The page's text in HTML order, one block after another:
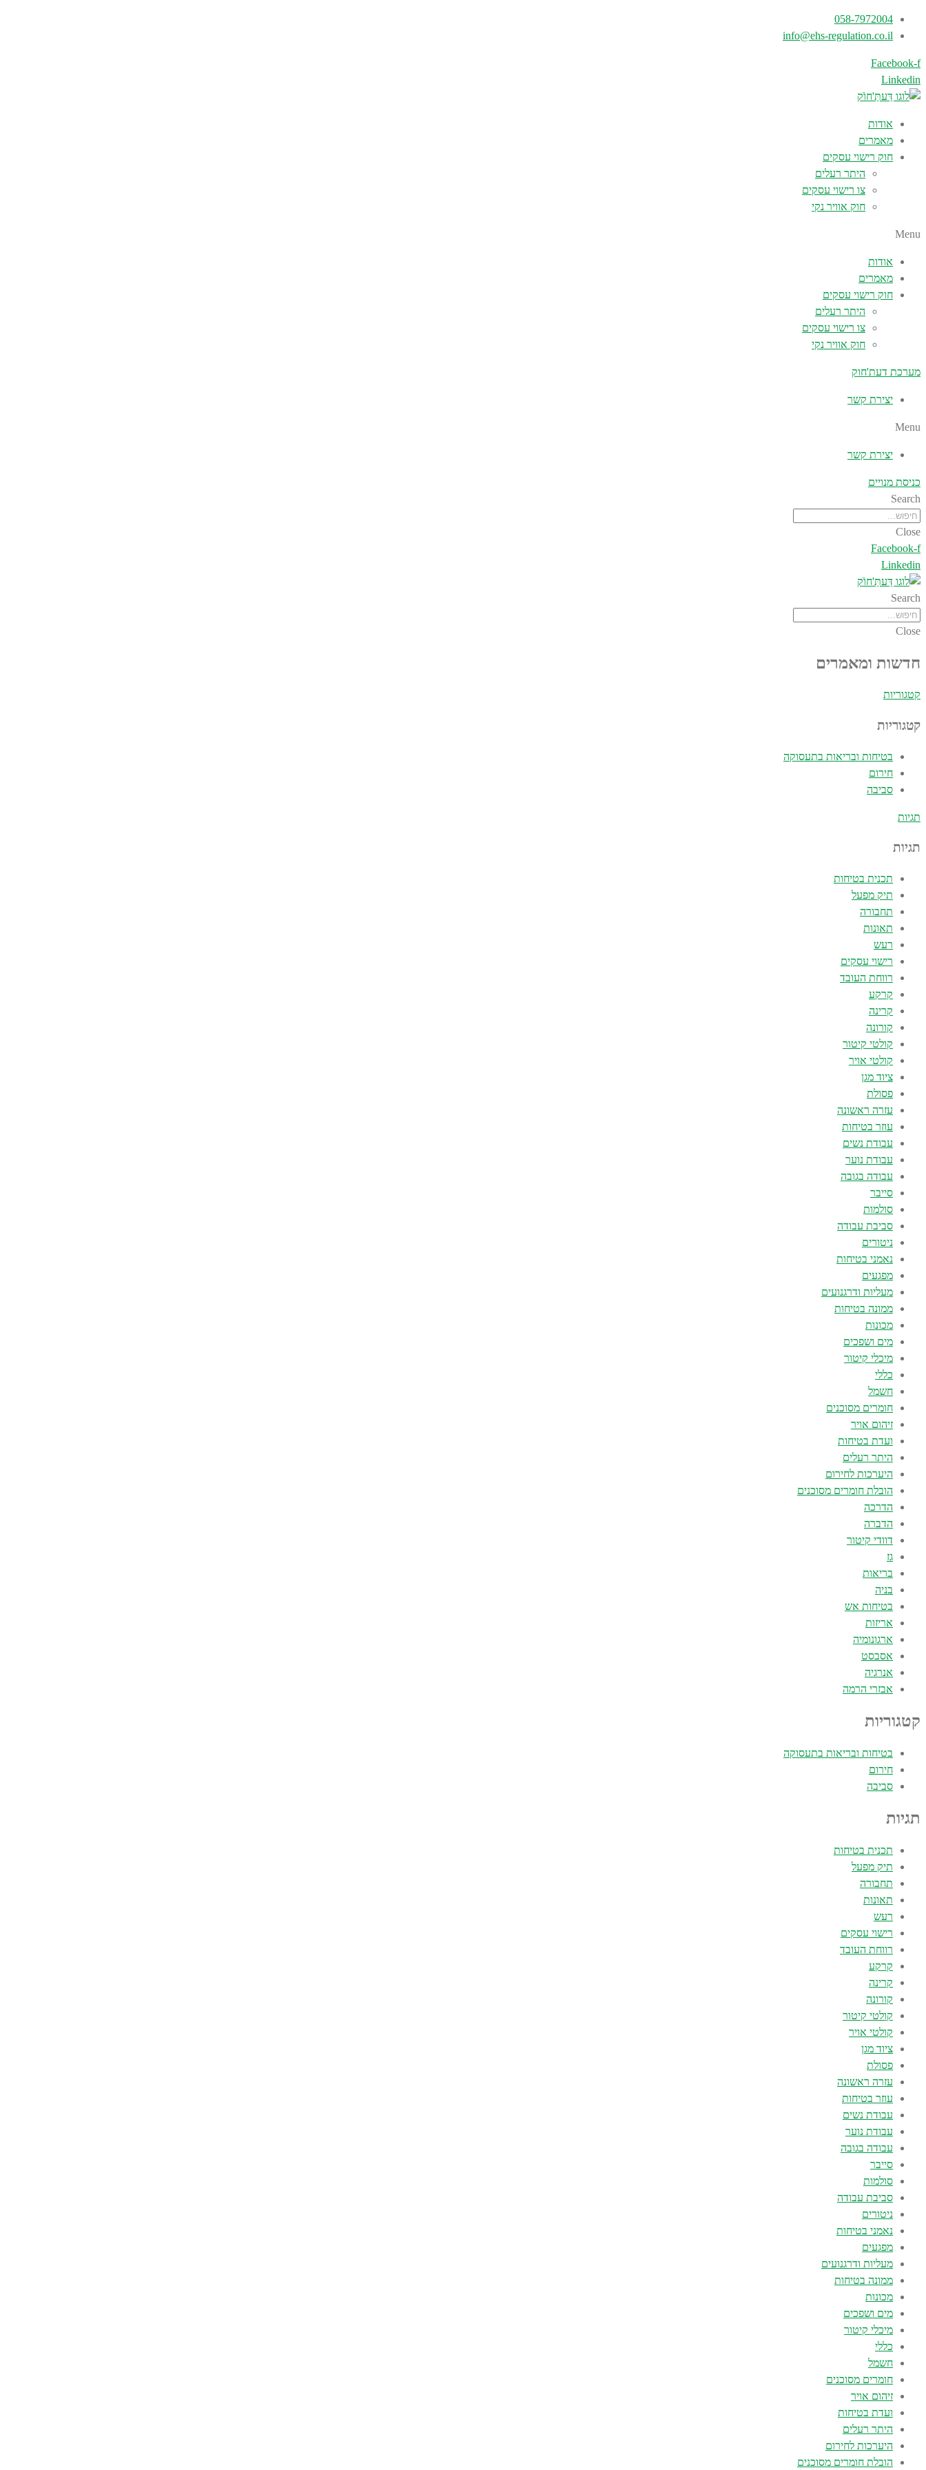
058-7972004
info@ehs-regulation.co.il
Facebook-f
Linkedin
אודות
מאמרים
חוק רישוי עסקים
היתר רעלים
צו רישוי עסקים
חוק אוויר נקי
Menu
אודות
מאמרים
חוק רישוי עסקים
היתר רעלים
צו רישוי עסקים
חוק אוויר נקי
מערכת דעת'חוק
יצירת קשר
Menu
יצירת קשר
כניסת מנויים
Search
Close
Facebook-f
Linkedin
Search
Close
חדשות ומאמרים
קטגוריות
קטגוריות
בטיחות ובריאות בתעסוקה
חירום
סביבה
תגיות
תגיות
תכנית בטיחות
תיק מפעל
תחבורה
תאונות
רעש
רישוי עסקים
רווחת העובד
קרקע
קרינה
קורונה
קולטי קיטור
קולטי אויר
ציוד מגן
פסולת
עזרה ראשונה
עוזר בטיחות
עבודת נשים
עבודת נוער
עבודה בגובה
סייבר
סולמות
סביבת עבודה
ניטורים
נאמני בטיחות
מפגעים
מעליות ודרגנועים
ממונה בטיחות
מכונות
מים ושפכים
מיכלי קיטור
כללי
חשמל
חומרים מסוכנים
זיהום אויר
ועדת בטיחות
היתר רעלים
היערכות לחירום
הובלת חומרים מסוכנים
הדרכה
הדברה
דוודי קיטור
גז
בריאות
בניה
בטיחות אש
אריזות
ארגונומיה
אסבסט
אנרגיה
אבזרי הרמה
קטגוריות
בטיחות ובריאות בתעסוקה
חירום
סביבה
תגיות
תכנית בטיחות
תיק מפעל
תחבורה
תאונות
רעש
רישוי עסקים
רווחת העובד
קרקע
קרינה
קורונה
קולטי קיטור
קולטי אויר
ציוד מגן
פסולת
עזרה ראשונה
עוזר בטיחות
עבודת נשים
עבודת נוער
עבודה בגובה
סייבר
סולמות
סביבת עבודה
ניטורים
נאמני בטיחות
מפגעים
מעליות ודרגנועים
ממונה בטיחות
מכונות
מים ושפכים
מיכלי קיטור
כללי
חשמל
חומרים מסוכנים
זיהום אויר
ועדת בטיחות
היתר רעלים
היערכות לחירום
הובלת חומרים מסוכנים